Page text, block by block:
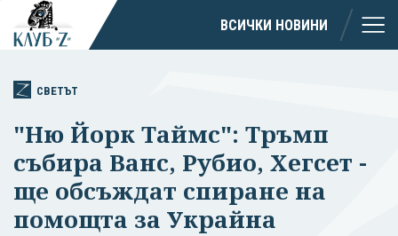
ВСИЧКИ НОВИНИ
СВЕТЪТ
"Ню Йорк Таймс": Тръмп
събира Ванс, Рубио, Хегсет -
ще обсъждат спиране на
помощта за Украйна